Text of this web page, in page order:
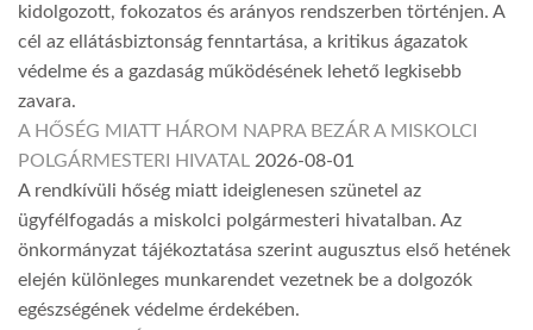
kidolgozott, fokozatos és arányos rendszerben történjen. A
cél az ellátásbiztonság fenntartása, a kritikus ágazatok
védelme és a gazdaság működésének lehető legkisebb
zavara.
A HŐSÉG MIATT HÁROM NAPRA BEZÁR A MISKOLCI
POLGÁRMESTERI HIVATAL 2026-08-01
A rendkívüli hőség miatt ideiglenesen szünetel az
ügyfélfogadás a miskolci polgármesteri hivatalban. Az
önkormányzat tájékoztatása szerint augusztus első hetének
elején különleges munkarendet vezetnek be a dolgozók
egészségének védelme érdekében.